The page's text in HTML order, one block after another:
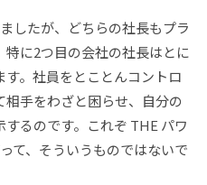
したが、どちらの社長もプラ
に2つ目の会社の社長はとに
。社員をとことんコントロ
手をわざと困らせ、自分の
るのです。これぞ THE パワ
て、そういうものではないで